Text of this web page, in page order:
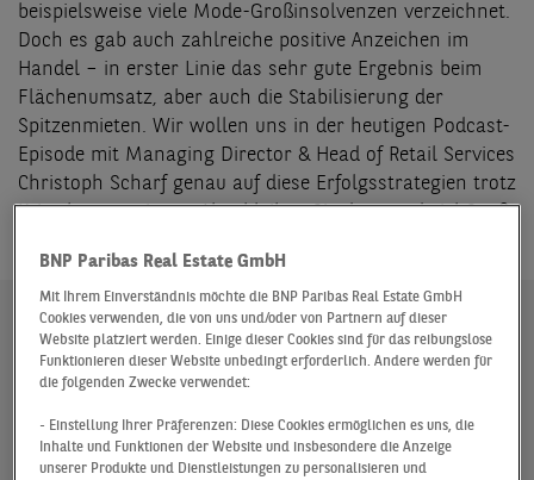
beispielsweise viele Mode-Großinsolvenzen verzeichnet.
Doch es gab auch zahlreiche positive Anzeichen im
Handel – in erster Linie das sehr gute Ergebnis beim
Flächenumsatz, aber auch die Stabilisierung der
Spitzenmieten. Wir wollen uns in der heutigen Podcast-
Episode mit Managing Director & Head of Retail Services
Christoph Scharf genau auf diese Erfolgsstrategien trotz
Krise konzentrieren. Also bleiben Sie dran und viel Spaß
BNP Paribas Real Estate GmbH
Mit Ihrem Einverständnis möchte die BNP Paribas Real Estate GmbH
Cookies verwenden, die von uns und/oder von Partnern auf dieser
Website platziert werden. Einige dieser Cookies sind für das reibungslose
Funktionieren dieser Website unbedingt erforderlich. Andere werden für
die folgenden Zwecke verwendet:
- Einstellung Ihrer Präferenzen: Diese Cookies ermöglichen es uns, die
Inhalte und Funktionen der Website und insbesondere die Anzeige
unserer Produkte und Dienstleistungen zu personalisieren und